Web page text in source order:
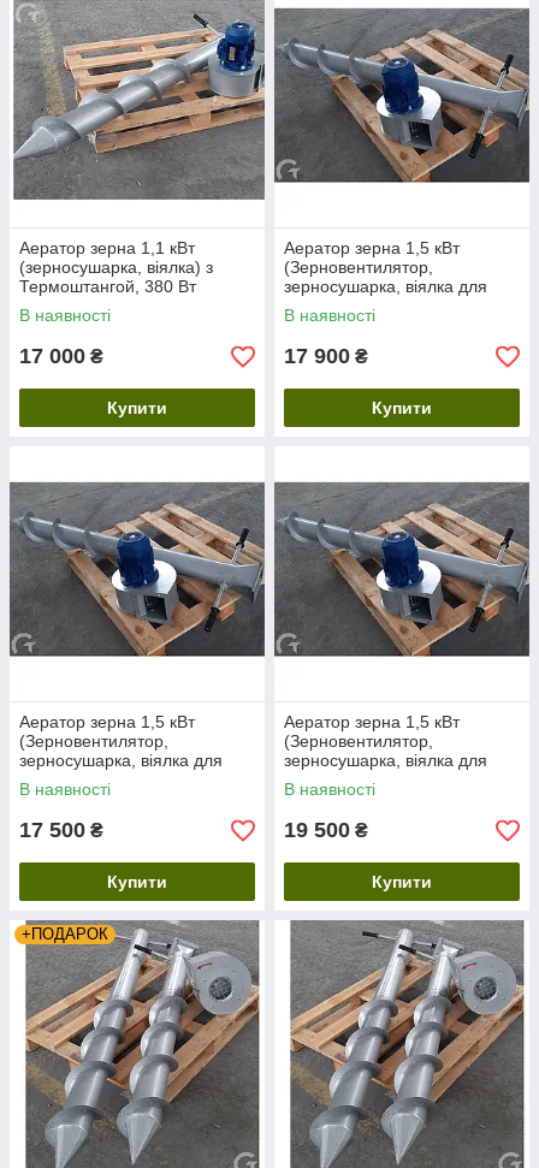
Аератор зерна 1,1 кВт
(зерносушарка, віялка) з
Термоштангой, 380 Вт
В наявності
17 000 ₴
Купити
Аератор зерна 1,5 кВт
(Зерновентилятор,
зерносушарка, віялка для
зерна). 380 Вт
В наявності
17 900 ₴
Купити
Аератор зерна 1,5 кВт
(Зерновентилятор,
зерносушарка, віялка для
зерна) з Термощупом, 380 Вт
В наявності
17 500 ₴
Купити
Аератор зерна 1,5 кВт
(Зерновентилятор,
зерносушарка, віялка для
зерна) з Термоштангой, 380
Вт
В наявності
19 500 ₴
Купити
+ПОДАРОК